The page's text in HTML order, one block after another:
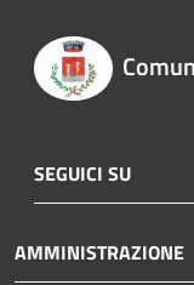
SEGUICI SU
AMMINISTRAZIONE